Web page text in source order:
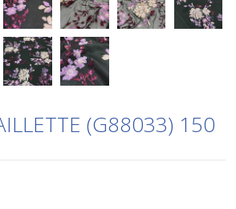
(G88033) 150